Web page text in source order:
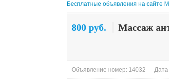
Бесплатные объявления на сайте
800 руб. Массаж
Объявление номер: 14032 Дата